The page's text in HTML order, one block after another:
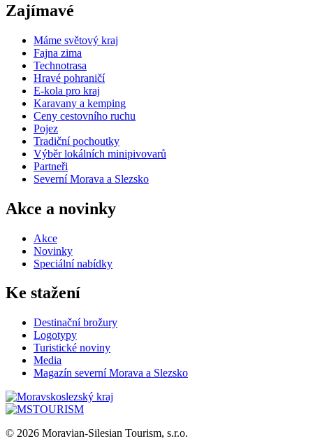
Zajímavé
Máme světový kraj
Fajna zima
Technotrasa
Hravé pohraničí
E-kola pro kraj
Karavany a kemping
Ceny cestovního ruchu
Pojez
Tradiční pochoutky
Výběr lokálních minipivovarů
Partneři
Severní Morava a Slezsko
Akce a novinky
Akce
Novinky
Speciální nabídky
Ke stažení
Destinační brožury
Logotypy
Turistické noviny
Media
Magazín severní Morava a Slezsko
© 2026 Moravian-Silesian Tourism, s.r.o.